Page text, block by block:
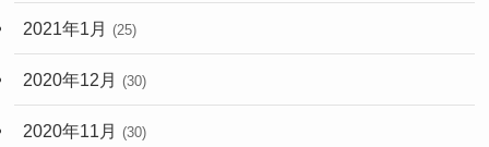
2021年1月 (25)
2020年12月 (30)
2020年11月 (30)